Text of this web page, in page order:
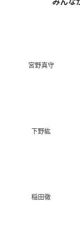
宮野真守
下野紘
稲田徹